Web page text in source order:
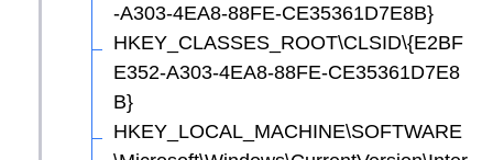
-A303-4EA8-88FE-CE35361D7E8B}
HKEY_CLASSES_ROOT\CLSID\{E2BF
E352-A303-4EA8-88FE-CE35361D7E8
B}
HKEY_LOCAL_MACHINE\SOFTWARE